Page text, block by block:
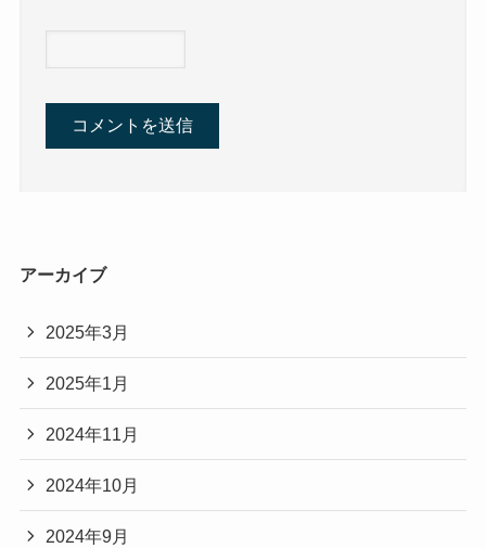
アーカイブ
2025年3月
2025年1月
2024年11月
2024年10月
2024年9月